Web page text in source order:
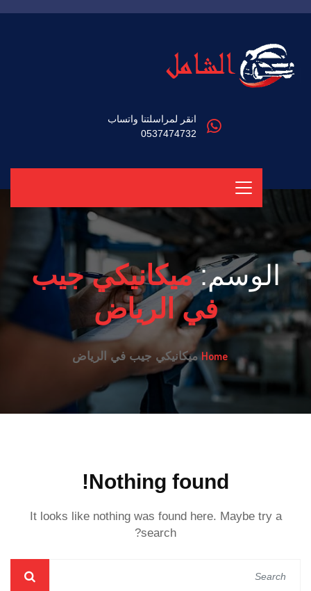
انقر لمراسلتنا واتساب
0537474732
الوسم:ميكانيكي جيب
في الرياض
Homeميكانيكي جيب في الرياض
Nothing found!
It looks like nothing was found here. Maybe try a
search?